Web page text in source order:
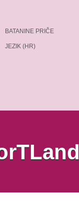
BATANINE PRIČE
JEZIK (HR)